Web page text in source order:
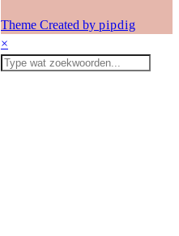
Theme Created by pipdig
×